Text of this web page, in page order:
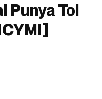
Punya Tol